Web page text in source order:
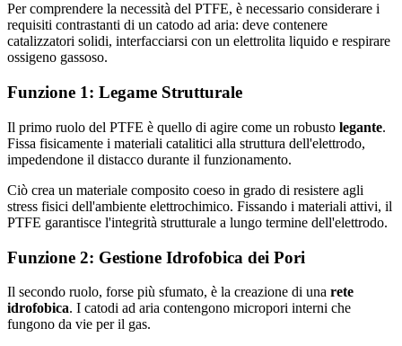
Per comprendere la necessità del PTFE, è necessario considerare i
requisiti contrastanti di un catodo ad aria: deve contenere
catalizzatori solidi, interfacciarsi con un elettrolita liquido e respirare
ossigeno gassoso.
Funzione 1: Legame Strutturale
Il primo ruolo del PTFE è quello di agire come un robusto legante.
Fissa fisicamente i materiali catalitici alla struttura dell'elettrodo,
impedendone il distacco durante il funzionamento.
Ciò crea un materiale composito coeso in grado di resistere agli
stress fisici dell'ambiente elettrochimico. Fissando i materiali attivi, il
PTFE garantisce l'integrità strutturale a lungo termine dell'elettrodo.
Funzione 2: Gestione Idrofobica dei Pori
Il secondo ruolo, forse più sfumato, è la creazione di una rete
idrofobica. I catodi ad aria contengono micropori interni che
fungono da vie per il gas.